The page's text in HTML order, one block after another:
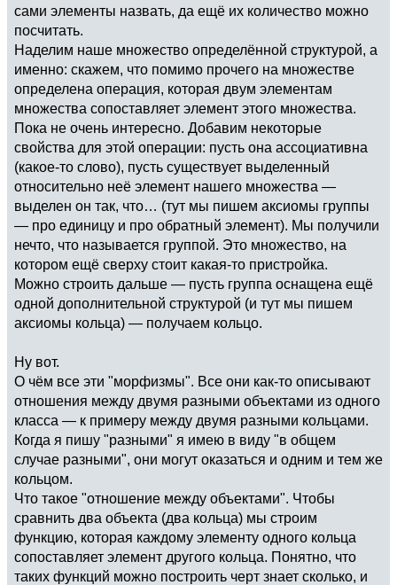
сами элементы назвать, да ещё их количество можно
посчитать.
Наделим наше множество определённой структурой, а
именно: скажем, что помимо прочего на множестве
определена операция, которая двум элементам
множества сопоставляет элемент этого множества.
Пока не очень интересно. Добавим некоторые
свойства для этой операции: пусть она ассоциативна
(какое-то слово), пусть существует выделенный
относительно неё элемент нашего множества —
выделен он так, что… (тут мы пишем аксиомы группы
— про единицу и про обратный элемент). Мы получили
нечто, что называется группой. Это множество, на
котором ещё сверху стоит какая-то пристройка.
Можно строить дальше — пусть группа оснащена ещё
одной дополнительной структурой (и тут мы пишем
аксиомы кольца) — получаем кольцо.
Ну вот.
О чём все эти "морфизмы". Все они как-то описывают
отношения между двумя разными объектами из одного
класса — к примеру между двумя разными кольцами.
Когда я пишу "разными" я имею в виду "в общем
случае разными", они могут оказаться и одним и тем же
кольцом.
Что такое "отношение между объектами". Чтобы
сравнить два объекта (два кольца) мы строим
функцию, которая каждому элементу одного кольца
сопоставляет элемент другого кольца. Понятно, что
таких функций можно построить черт знает сколько, и